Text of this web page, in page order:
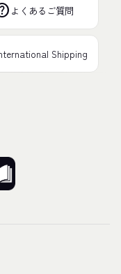
よくあるご質問
Shipping